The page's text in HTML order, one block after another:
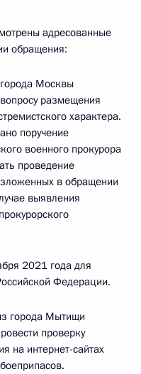
адресованные
обращения:
Москвы
размещения
характера.
поручение
военного прокурора
проведение
в обращении
выявления
2021 года для
Федерации.
города Мытищи
проверку
на интернет-сайтах